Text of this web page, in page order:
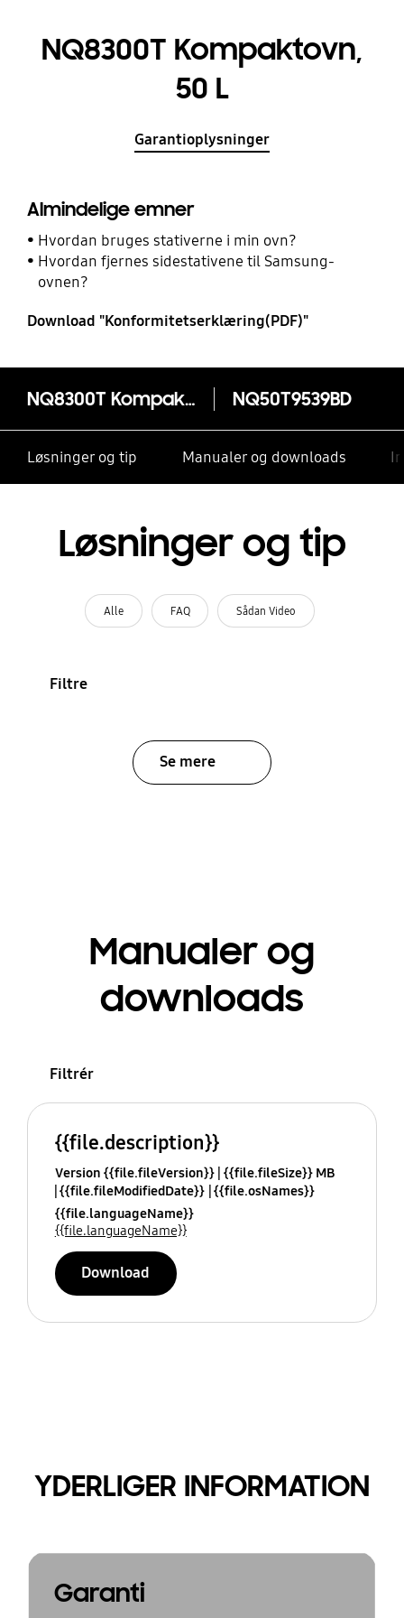
NQ8300T Kompaktovn,
50 L
Garantioplysninger
Almindelige emner
Hvordan bruges stativerne i min ovn?
Hvordan fjernes sidestativene til Samsung-
ovnen?
Download "Konformitetserklæring(PDF)"
NQ8300T Kompaktovn, 50 L NQ50T9539BD
Løsninger og tip Manualer og downloads
Løsninger og tip
Alle FAQ Sådan Video
Filtre
Se mere
Manualer og
downloads
Filtrér
{{file.description}}
Version {{file.fileVersion}} {{file.fileSize}} MB
{{file.fileModifiedDate}} {{file.osNames}}
{{file.languageName}}
{{file.languageName}}
Download
YDERLIGER INFORMATION
Garanti